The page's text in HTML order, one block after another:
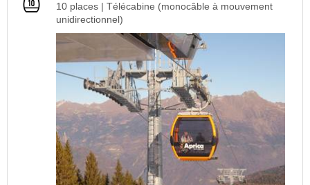
10 places | Télécabine (monocâble à mouvement
unidirectionnel)